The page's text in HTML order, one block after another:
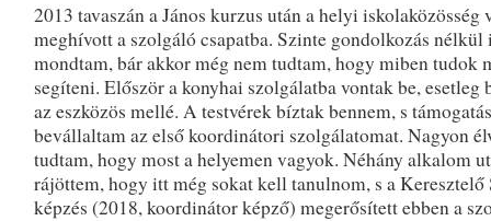
2013 tavaszán a János kurzus után a helyi iskolaközösség
meghívott a szolgáló csapatba. Szinte gondolkozás nélkül
mondtam, bár akkor még nem tudtam, hogy miben tudok
segíteni. Először a konyhai szolgálatba vontak be, esetleg
az eszközös mellé. A testvérek bíztak bennem, s
bevállaltam az első koordinátori szolgálatomat. Nagyon
tudtam, hogy most a helyemen vagyok. Néhány alkalom
rájöttem, hogy itt még sokat kell tanulnom, s a Keresztelő
képzés (2018, koordinátor képző) megerősített ebben a